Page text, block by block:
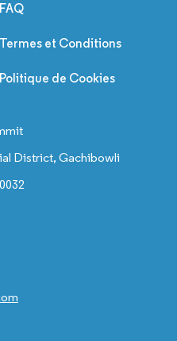
FAQ
Termes et Conditions
Politique de Cookies
District, Gachibowli